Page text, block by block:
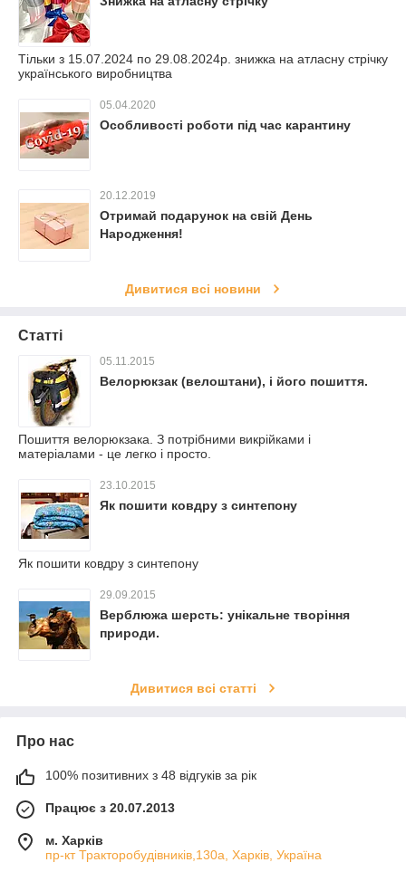
Тільки з 15.07.2024 по 29.08.2024р. знижка на атласну стрічку
українського виробництва
05.04.2020
Особливості роботи під час карантину
20.12.2019
Отримай подарунок на свій День
Народження!
Дивитися всі новини
Статті
05.11.2015
Велорюкзак (велоштани), і його пошиття.
Пошиття велорюкзака. З потрібними викрійками і
матеріалами - це легко і просто.
23.10.2015
Як пошити ковдру з синтепону
Як пошити ковдру з синтепону
29.09.2015
Верблюжа шерсть: унікальне творіння
природи.
Дивитися всі статті
Про нас
100% позитивних з 48 відгуків за рік
Працює з 20.07.2013
м. Харків
пр-кт Тракторобудівників,130а, Харків, Україна